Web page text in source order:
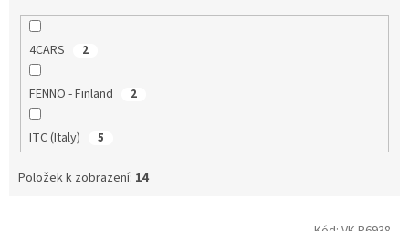
4CARS 2
FENNO - Finland 2
ITC (Italy) 5
Laityng CZ 4
Položek k zobrazení: 14